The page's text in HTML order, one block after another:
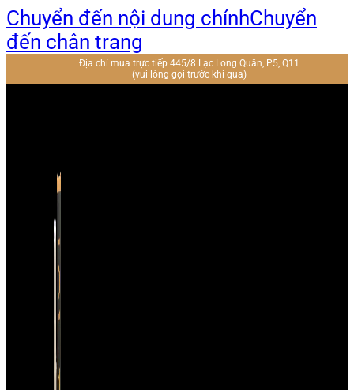
Chuyển đến nội dung chínhChuyển
đến chân trang
Địa chỉ mua trực tiếp 445/8 Lạc Long Quân, P5, Q11
(vui lòng gọi trước khi qua)